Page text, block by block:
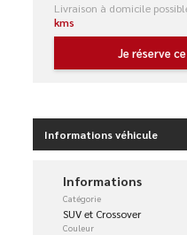
Livraison à domicile
kms
Je réserve
Informations véhicule
Informations
Catégorie
SUV et Crossover
Couleur